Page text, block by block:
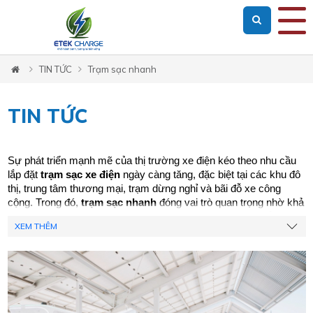
TIN TỨC Trạm sạc nhanh
TIN TỨC
Sự phát triển mạnh mẽ của thị trường xe điện kéo theo nhu cầu
lắp đặt trạm sạc xe điện ngày càng tăng, đặc biệt tại các khu đô
thị, trung tâm thương mại, trạm dừng nghỉ và bãi đỗ xe công
cộng. Trong đó, trạm sạc nhanh đóng vai trò quan trọng nhờ khả
người dùng tiết kiệm thời gian và nâng cao trải nghiệm sử dụng.
Trạm sạc nhanh DC
là giải pháp sạc điện công suất cao, cho
phép sạc pin xe điện nhanh hơn nhiều lần so với các dòng sạc
thông thường. Tùy theo công suất của thiết bị, thời gian sạc có
thể được rút ngắn đáng kể, phù hợp với các khu vực có lưu
XEM THÊM